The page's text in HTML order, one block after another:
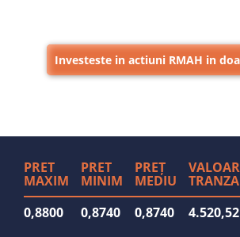
Investeste in actiuni RMAH in
PRET
MAXIM
PRET
MINIM
PREȚ
MEDIU
0,8800
0,8740 0,8740 4.520,52